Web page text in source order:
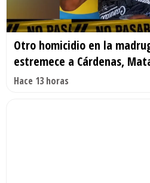
Otro homicidio en la
estremece a Cárdenas,
Hace 13 horas